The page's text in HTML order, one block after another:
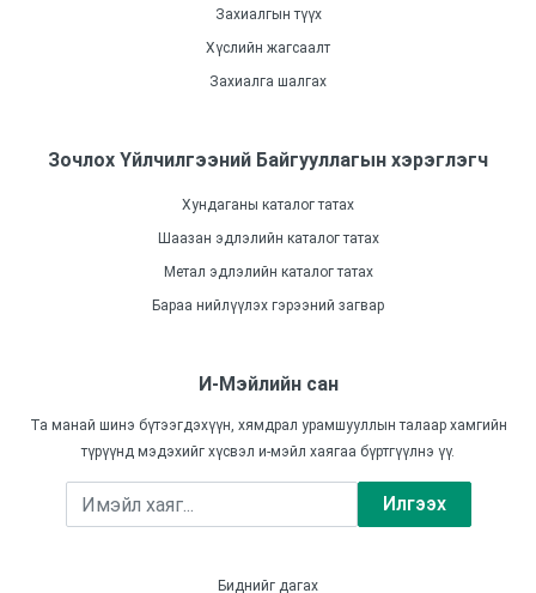
Захиалгын түүх
Хүслийн жагсаалт
Захиалга шалгах
Зочлох Үйлчилгээний Байгууллагын хэрэглэгч
Хундаганы каталог татах
Шаазан эдлэлийн каталог татах
Метал эдлэлийн каталог татах
Бараа нийлүүлэх гэрээний загвар
И-Мэйлийн сан
Та манай шинэ бүтээгдэхүүн, хямдрал урамшууллын талаар хамгийн
түрүүнд мэдэхийг хүсвэл и-мэйл хаягаа бүртгүүлнэ үү.
Илгээх
Биднийг дагах